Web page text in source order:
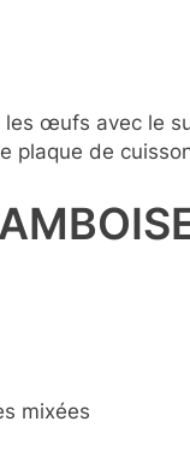
les œufs avec le
plaque de
mixées